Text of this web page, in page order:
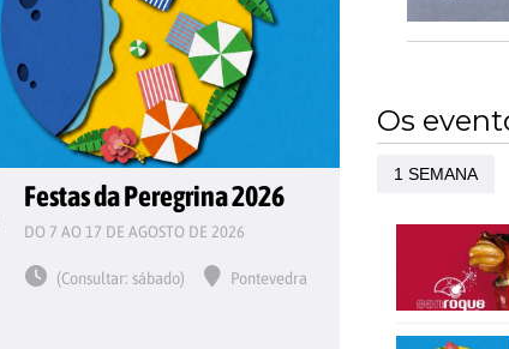
Festas da Peregrina 2026
DO 7 AO 17 DE AGOSTO DE 2026
(Consultar: sábado) Pontevedra
Os
1 SEMANA